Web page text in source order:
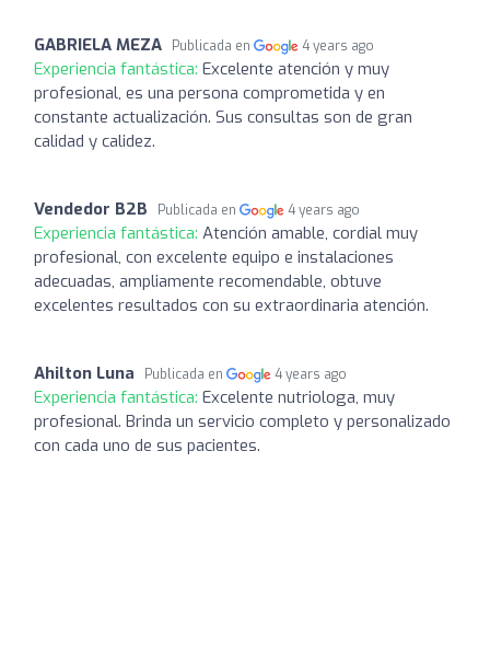
GABRIELA MEZA Publicada en 4 years ago
Experiencia fantástica: Excelente atención y muy
profesional, es una persona comprometida y en
constante actualización. Sus consultas son de gran
calidad y calidez.
Vendedor B2B Publicada en 4 years ago
Experiencia fantástica: Atención amable, cordial muy
profesional, con excelente equipo e instalaciones
adecuadas, ampliamente recomendable, obtuve
excelentes resultados con su extraordinaria atención.
Ahilton Luna Publicada en 4 years ago
Experiencia fantástica: Excelente nutriologa, muy
profesional. Brinda un servicio completo y personalizado
con cada uno de sus pacientes.